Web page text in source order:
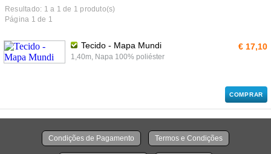
Resultado: 1 a 1 de 1 produto(s)
Página 1 de 1
Tecido - Mapa Mundi
1,40m, Napa 100% poliéster
€ 17,10
COMPRAR
Condições de Pagamento Termos e Condições